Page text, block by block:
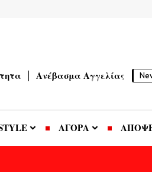
Ανέβασμα Αγγελίας
ΑΓΟΡΑ